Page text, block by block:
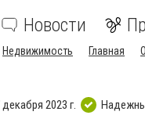
Новости
Недвижимость Главная
2023 г.